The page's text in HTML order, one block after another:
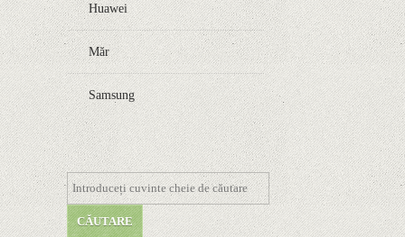
Huawei
Măr
Samsung